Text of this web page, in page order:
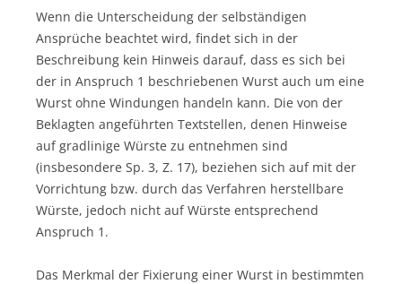
Wenn die Unterscheidung der selbständigen
Ansprüche beachtet wird, findet sich in der
Beschreibung kein Hinweis darauf, dass es sich bei
der in Anspruch 1 beschriebenen Wurst auch um eine
Wurst ohne Windungen handeln kann. Die von der
Beklagten angeführten Textstellen, denen Hinweise
auf gradlinige Würste zu entnehmen sind
(insbesondere Sp. 3, Z. 17), beziehen sich auf mit der
Vorrichtung bzw. durch das Verfahren herstellbare
Würste, jedoch nicht auf Würste entsprechend
Anspruch 1.
Das Merkmal der Fixierung einer Wurst in bestimmten